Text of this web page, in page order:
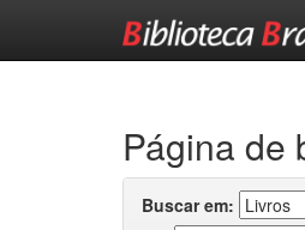
Página de
Buscar em: